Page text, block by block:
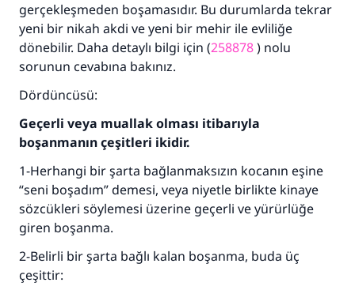
gerçekleşmeden boşamasıdır. Bu durumlarda tekrar
yeni bir nikah akdi ve yeni bir mehir ile evliliğe
dönebilir. Daha detaylı bilgi için (258878) nolu
sorunun cevabına bakınız.
Dördüncüsü:
Geçerli veya muallak olması itibarıyla
boşanmanın çeşitleri ikidir.
1-Herhangi bir şarta bağlanmaksızın kocanın eşine
“seni boşadım” demesi, veya niyetle birlikte kinaye
sözcükleri söylemesi üzerine geçerli ve yürürlüğe
giren boşanma.
2-Belirli bir şarta bağlı kalan boşanma, buda üç
çeşittir: